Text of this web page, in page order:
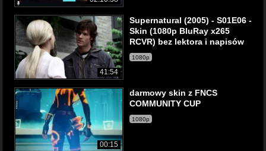
41:54
Supernatural (2005) - S01E06 -
Skin (1080p BluRay x265
RCVR) bez lektora i napisów
1080p
00:15
darmowy skin z FNCS
COMMUNITY CUP
1080p